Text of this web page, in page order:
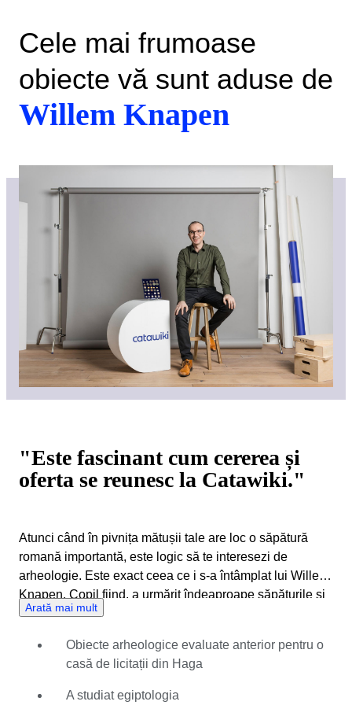
Cele mai frumoase
obiecte vă sunt aduse de
Willem Knapen
"Este fascinant cum cererea și
oferta se reunesc la Catawiki."
Atunci când în pivnița mătușii tale are loc o săpătură
romană importantă, este logic să te interesezi de
arheologie. Este exact ceea ce i s-a întâmplat lui Willem
Knapen. Copil fiind, a urmărit îndeaproape săpăturile și
a văzut trecând pe lângă el o mulțime de monede și alte
licitațiile de monede și arheologie pentru a-și crea
propria colecție. După ce a studiat egiptologia și a lucrat
ca voluntar la Rijksmuseum van Oudheden (Muzeul
Arată mai mult
Obiecte arheologice evaluate anterior pentru o
casă de licitații din Haga
A studiat egiptologia